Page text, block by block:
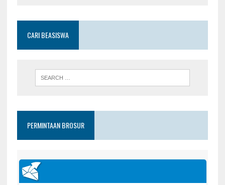
CARI BEASISWA
PERMINTAAN BROSUR